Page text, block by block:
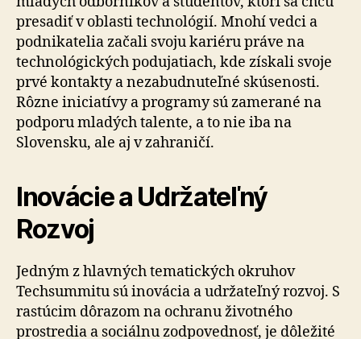
presadiť v oblasti technológií. Mnohí vedci a
podnikatelia začali svoju kariéru práve na
technológických podujatiach, kde získali svoje
prvé kontakty a nezabudnuteľné skúsenosti.
Rôzne iniciatívy a programy sú zamerané na
podporu mladých talente, a to nie iba na
Slovensku, ale aj v zahraničí.
Inovácie a Udržateľný
Rozvoj
Jedným z hlavných tematických okruhov
Techsummitu sú inovácia a udržateľný rozvoj. S
rastúcim dôrazom na ochranu životného
prostredia a sociálnu zodpovednosť, je dôležité